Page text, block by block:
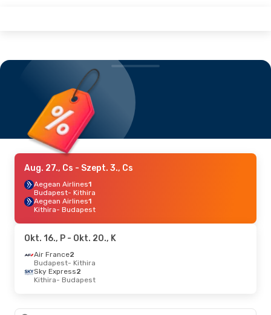
Aug. 27., Cs - Szept. 3., Cs
Aegean Airlines1
Budapest- Kithira
Aegean Airlines1
Kithira- Budapest
Okt. 16., P - Okt. 20., K
Air France2
Budapest- Kithira
Sky Express2
Kithira- Budapest